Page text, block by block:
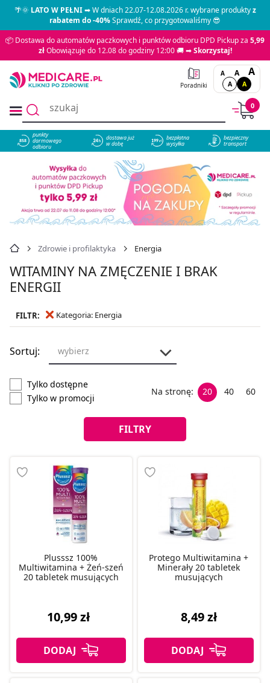
🌴🌞LATO W PEŁNI➡ W dniach 22.07-12.08.2026 r. wybrane produktyz
rabatem do -40%Sprawdź, co przygotowaliśmy 😎
📦 Dostawa do automatów paczkowych i punktów odbioru DPD Pickup za 5,99
złObowiązuje do 12.08 do godziny 12:00 🚚 ➡Skorzystaj!
Poradniki
A A A
A A
0
858
punkty
darmowego
odbioru
dostawa już
w dobę
bezpłatna
wysyłka
bezpieczny
transport
Zdrowie i profilaktyka Energia
WITAMINY NA ZMĘCZENIE I BRAK
ENERGII
FILTR: Kategoria: Energia
Sortuj: wybierz
Tylko dostępne
Tylko w promocji
Na stronę: 20 40 60
FILTRY
Plusssz 100%
Multiwitamina + Żeń-szeń
20 tabletek musujących
10,99 zł
Protego Multiwitamina +
Minerały 20 tabletek
musujących
8,49 zł